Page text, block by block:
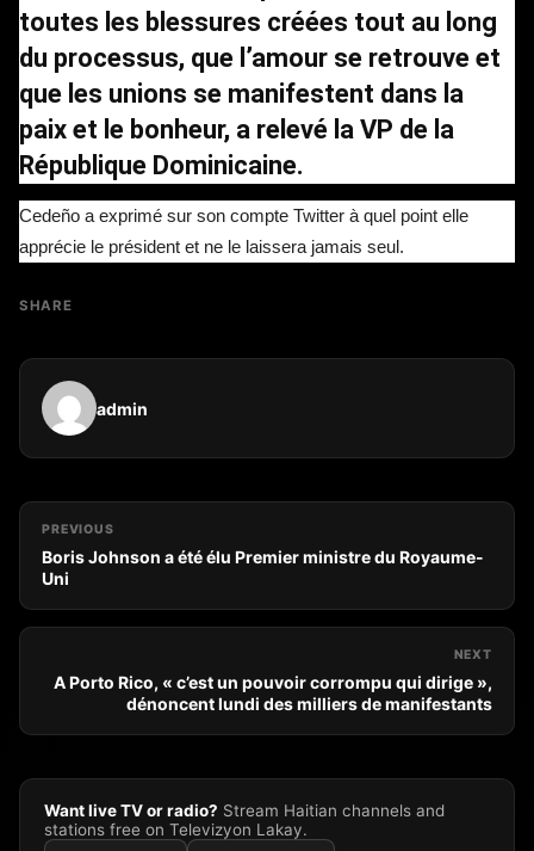
toutes les blessures créées tout au long
du processus, que l’amour se retrouve et
que les unions se manifestent dans la
paix et le bonheur, a relevé la VP de la
République Dominicaine.
Cedeño a exprimé sur son compte Twitter à quel point elle
apprécie le président et ne le laissera jamais seul.
SHARE
admin
PREVIOUS
Boris Johnson a été élu Premier ministre du Royaume-
Uni
NEXT
A Porto Rico, « c’est un pouvoir corrompu qui dirige »,
dénoncent lundi des milliers de manifestants
Want live TV or radio? Stream Haitian channels and
stations free on Televizyon Lakay.